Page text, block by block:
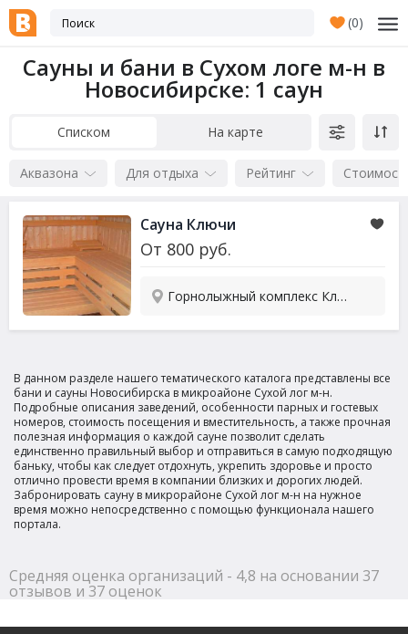
(0)
Сауны и бани в Сухом логе м-н в
Новосибирске: 1 саун
Списком На карте
Аквазона Для отдыха Рейтинг
Сауна Ключи
От 800 руб.
Горнолыжный комплекс Ключи, 1
В данном разделе нашего тематического каталога представлены все
бани и сауны Новосибирска в микроайоне Сухой лог м-н.
Подробные описания заведений, особенности парных и гостевых
номеров, стоимость посещения и вместительность, а также прочная
полезная информация о каждой сауне позволит сделать
единственно правильный выбор и отправиться в самую подходящую
баньку, чтобы как следует отдохнуть, укрепить здоровье и просто
отлично провести время в компании близких и дорогих людей.
Забронировать сауну в микрорайоне Сухой лог м-н на нужное
время можно непосредственно с помощью функционала нашего
портала.
Средняя оценка организаций - 4,8 на основании 37
отзывов и 37 оценок